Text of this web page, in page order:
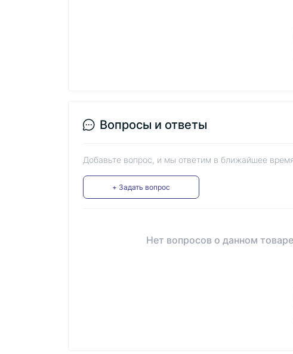
Вопросы и ответы
Добавьте вопрос, и мы ответим в ближайшее
+ Задать вопрос
Нет вопросов о данном